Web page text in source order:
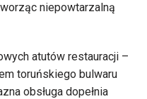
niepowtarzalną
atutów restauracji –
toruńskiego bulwaru
obsługa dopełnia